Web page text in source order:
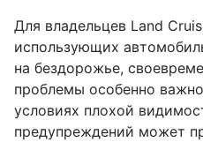
Для владельцев Land
использующих
на бездорожье,
проблемы особенно
условиях плохой
предупреждений может